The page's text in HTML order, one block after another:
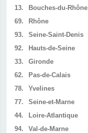
13.
Bouches-du-Rhône
69.
Rhône
93.
Seine-Saint-Denis
92.
Hauts-de-Seine
33.
Gironde
62.
Pas-de-Calais
78.
Yvelines
77.
Seine-et-Marne
44.
Loire-Atlantique
94.
Val-de-Marne